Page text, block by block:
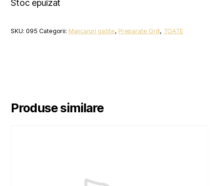
Stoc epuizat
SKU:095 Categorii: Mancaruri gatite, Preparate Grill, TOATE
Produse similare